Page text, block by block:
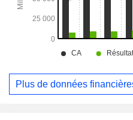
Mexique (7,8%), Russie
Royaume-Uni (2,2%),
Plus de données